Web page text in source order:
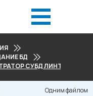
БД
СУБД ЛИНТЕР»
Одним файлом